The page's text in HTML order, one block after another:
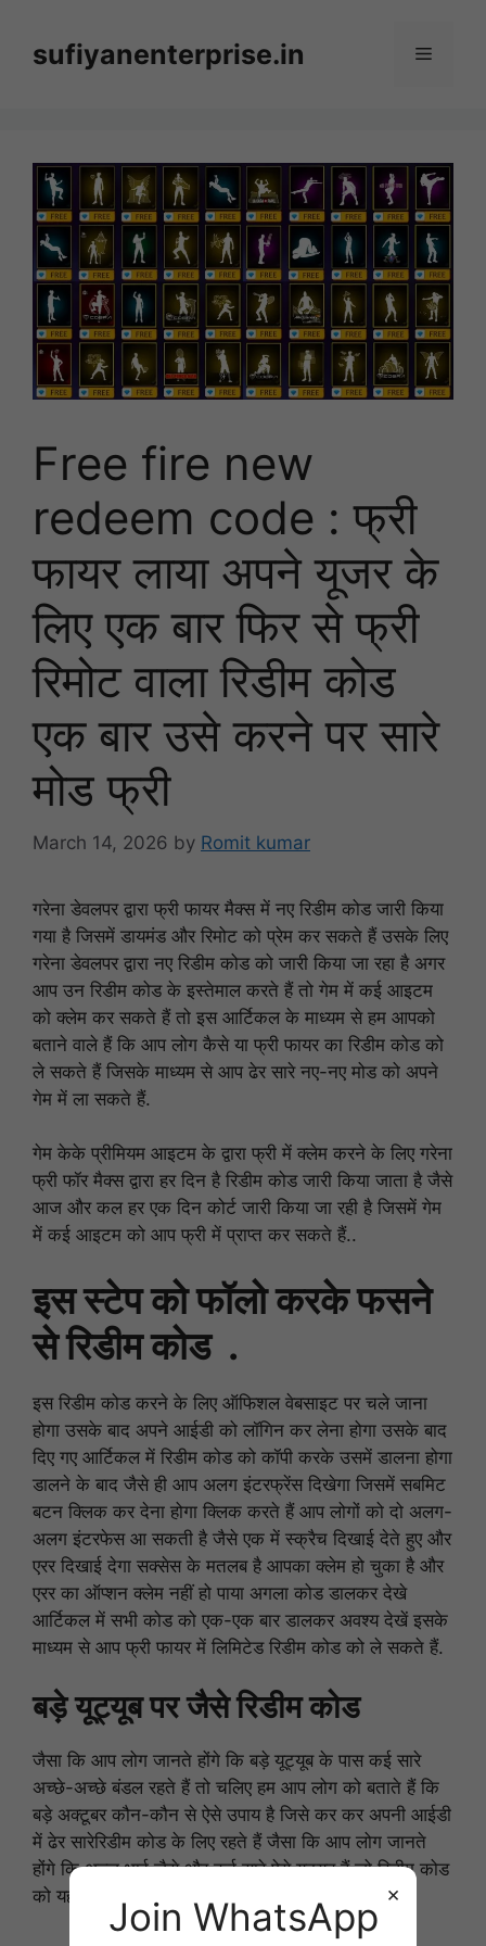
×
Join WhatsApp
contentsufiyanenterprise.in Menu
Free fire new
redeem code : फ्री
फायर लाया अपने यूजर के
लिए एक बार फिर से फ्री
रिमोट वाला रिडीम कोड
एक बार उसे करने पर सारे
मोड फ्री
March 14, 2026 by Romit kumar
गरेना डेवलपर द्वारा फ्री फायर मैक्स में नए रिडीम कोड जारी किया
गया है जिसमें डायमंड और रिमोट को प्रेम कर सकते हैं उसके लिए
गरेना डेवलपर द्वारा नए रिडीम कोड को जारी किया जा रहा है अगर
आप उन रिडीम कोड के इस्तेमाल करते हैं तो गेम में कई आइटम
को क्लेम कर सकते हैं तो इस आर्टिकल के माध्यम से हम आपको
बताने वाले हैं कि आप लोग कैसे या फ्री फायर का रिडीम कोड को
ले सकते हैं जिसके माध्यम से आप ढेर सारे नए-नए मोड को अपने
गेम में ला सकते हैं.
गेम केके प्रीमियम आइटम के द्वारा फ्री में क्लेम करने के लिए गरेना
फ्री फॉर मैक्स द्वारा हर दिन है रिडीम कोड जारी किया जाता है जैसे
आज और कल हर एक दिन कोर्ट जारी किया जा रही है जिसमें गेम
में कई आइटम को आप फ्री में प्राप्त कर सकते हैं..
इस स्टेप को फॉलो करके फसने
से रिडीम कोड .
इस रिडीम कोड करने के लिए ऑफिशल वेबसाइट पर चले जाना
होगा उसके बाद अपने आईडी को लॉगिन कर लेना होगा उसके बाद
दिए गए आर्टिकल में रिडीम कोड को कॉपी करके उसमें डालना होगा
डालने के बाद जैसे ही आप अलग इंटरफ्रेंस दिखेगा जिसमें सबमिट
बटन क्लिक कर देना होगा क्लिक करते हैं आप लोगों को दो अलग-
अलग इंटरफेस आ सकती है जैसे एक में स्क्रैच दिखाई देते हुए और
एरर दिखाई देगा सक्सेस के मतलब है आपका क्लेम हो चुका है और
एरर का ऑप्शन क्लेम नहीं हो पाया अगला कोड डालकर देखे
आर्टिकल में सभी कोड को एक-एक बार डालकर अवश्य देखें इसके
माध्यम से आप फ्री फायर में लिमिटेड रिडीम कोड को ले सकते हैं.
बड़े यूट्यूब पर जैसे रिडीम कोड
जैसा कि आप लोग जानते होंगे कि बड़े यूट्यूब के पास कई सारे
अच्छे-अच्छे बंडल रहते हैं तो चलिए हम आप लोग को बताते हैं कि
बड़े अक्टूबर कौन-कौन से ऐसे उपाय है जिसे कर कर अपनी आईडी
में ढेर सारेरिडीम कोड के लिए रहते हैं जैसा कि आप लोग जानते
होंगे कि अज्जू भाई जैसे और कई सारे ऐसे यूट्यूब हैं जो रिडीम कोड
को यह याद करके पढ़ कर रिडीम कोड लेते हैं.